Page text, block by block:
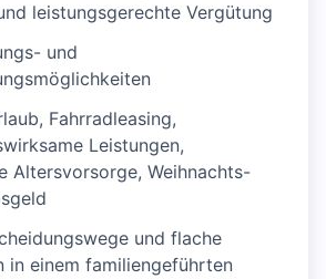
leistungsgerechte Vergütung
und
Fahrradleasing,
Leistungen,
Altersvorsorge, Weihnachts-
und flache
in einem familiengeführten